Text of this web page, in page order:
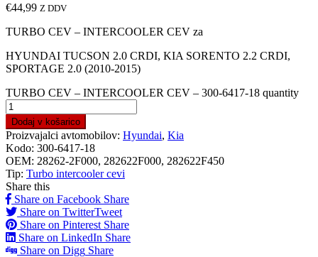
€44,99 Z DDV
TURBO CEV – INTERCOOLER CEV za
HYUNDAI TUCSON 2.0 CRDI, KIA SORENTO 2.2 CRDI,
SPORTAGE 2.0 (2010-2015)
TURBO CEV – INTERCOOLER CEV – 300-6417-18 quantity
Dodaj v košarico
Proizvajalci avtomobilov: Hyundai, Kia
Kodo: 300-6417-18
OEM: 28262-2F000, 282622F000, 282622F450
Tip: Turbo intercooler cevi
Share this
Share on Facebook Share
Share on TwitterTweet
Share on Pinterest Share
Share on LinkedIn Share
Share on Digg Share